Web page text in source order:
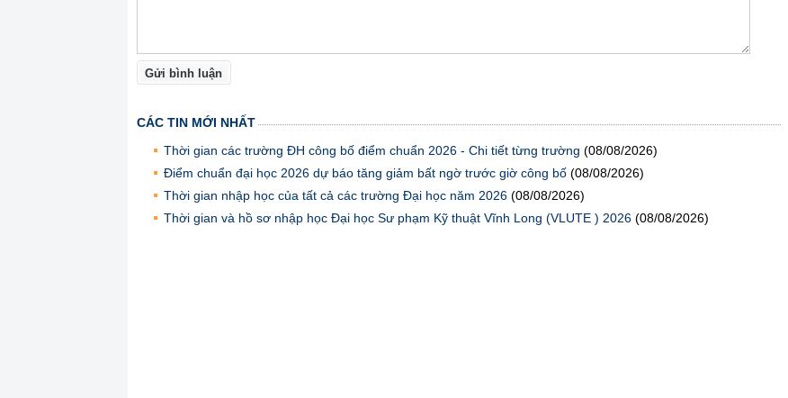
Gửi bình luận
CÁC TIN MỚI NHẤT
Thời gian các trường ĐH công bố điểm chuẩn 2026 - Chi tiết từng trường (08/08/2026)
Điểm chuẩn đại học 2026 dự báo tăng giảm bất ngờ trước giờ công bố (08/08/2026)
Thời gian nhập học của tất cả các trường Đại học năm 2026 (08/08/2026)
Thời gian và hồ sơ nhập học Đại học Sư phạm Kỹ thuật Vĩnh Long (VLUTE ) 2026 (08/08/2026)